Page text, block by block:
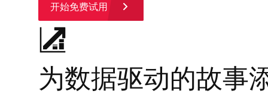
开始免费试用
为数据驱动的故事